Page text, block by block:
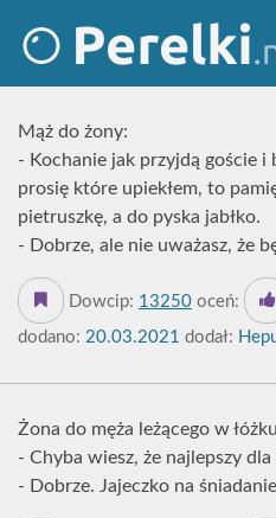
Mąż do żony:
- Kochanie jak przyjdą goście i
prosię które upiekłem, to
pietruszkę, a do pyska jabłko.
- Dobrze, ale nie uważasz, że
Dowcip: 13250 oceń:
dodano: 20.03.2021 dodał:
Żona do męża leżącego w
- Chyba wiesz, że najlepszy
- Dobrze. Jajeczko na